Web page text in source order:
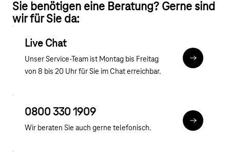
Echtzeit-Schutz, zentraler Verwaltung und der Möglichkeit,
individuelle Sicherheitslösungen flexibel zu ergänzen. So
handlungsfähig.
Unsere Lösungen sind skalierbar und passen sich Ihrem
Wachstum an. Sie wählen die passenden Geräte, erweitern
Verwaltung jederzeit die Kontrolle – klar, einfach und
zukunftssicher.
Sie benötigen eine Beratung? Gerne sind
wir für Sie da:
Live Chat
Unser Service-Team ist Montag bis Freitag
von 8 bis 20 Uhr für Sie im Chat erreichbar.
Chat
0800 330 1909
Wir beraten Sie auch gerne telefonisch. tel:0800